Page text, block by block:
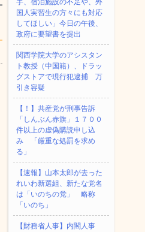
手、宿泊施設の不足や、外
国人実習生の方々にも対応
してほしい」今日の午後、
政府に要望書を提出
関西学院大学のアシスタン
ト教授（中国籍）、ドラッ
グストアで現行犯逮捕 万
引き容疑
【！】共産党が刑事告訴
「しんぶん赤旗」１７００
件以上の虚偽購読申し込
み 「厳重な処罰を求め
る」
【速報】山本太郎が去った
れいわ新選組、新たな党名
は「いのちの党」 略称
「いのち」
【財務省人事】内閣人事